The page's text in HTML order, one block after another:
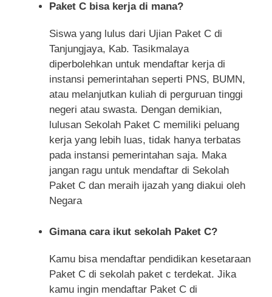
Paket C bisa kerja di mana?
Siswa yang lulus dari Ujian Paket C di
Tanjungjaya, Kab. Tasikmalaya
diperbolehkan untuk mendaftar kerja di
instansi pemerintahan seperti PNS, BUMN,
atau melanjutkan kuliah di perguruan tinggi
negeri atau swasta. Dengan demikian,
lulusan Sekolah Paket C memiliki peluang
kerja yang lebih luas, tidak hanya terbatas
pada instansi pemerintahan saja. Maka
jangan ragu untuk mendaftar di Sekolah
Paket C dan meraih ijazah yang diakui oleh
Negara
Gimana cara ikut sekolah Paket C?
Kamu bisa mendaftar pendidikan kesetaraan
Paket C di sekolah paket c terdekat. Jika
kamu ingin mendaftar Paket C di